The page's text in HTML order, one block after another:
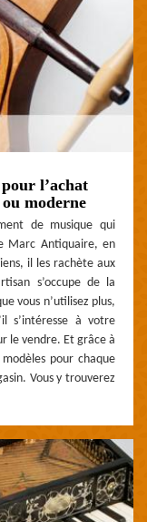
l’achat
moderne
de musique qui
Marc Antiquaire, en
il les rachète aux
s’occupe de la
vous n’utilisez plus,
s’intéresse à votre
le vendre. Et grâce à
pour chaque
Vous y trouverez